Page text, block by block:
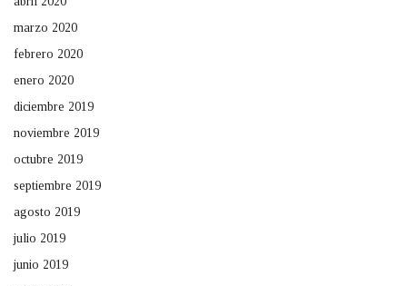
marzo 2020
febrero 2020
enero 2020
diciembre 2019
noviembre 2019
octubre 2019
septiembre 2019
agosto 2019
julio 2019
junio 2019